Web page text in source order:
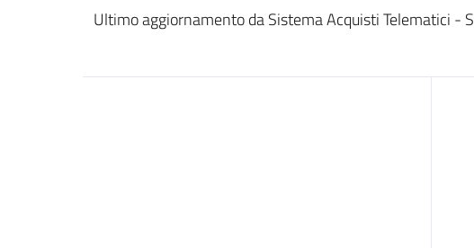
Ultimo aggiornamento da Sistema Acquisti Telematici -